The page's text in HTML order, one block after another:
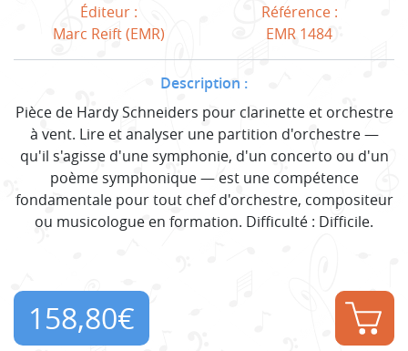
Éditeur :
Marc Reift (EMR)
Référence :
EMR 1484
Description :
Pièce de Hardy Schneiders pour clarinette et orchestre
à vent. Lire et analyser une partition d'orchestre —
qu'il s'agisse d'une symphonie, d'un concerto ou d'un
poème symphonique — est une compétence
fondamentale pour tout chef d'orchestre, compositeur
ou musicologue en formation. Difficulté : Difficile.
158,80€